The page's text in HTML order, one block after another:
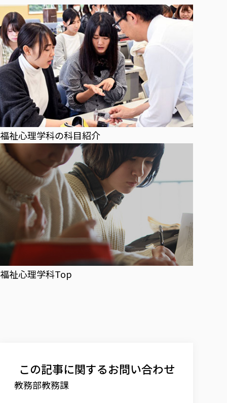
福祉心理学科の科目紹介
福祉心理学科Top
この記事に関するお問い合わせ
教務部教務課